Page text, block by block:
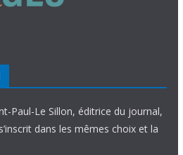
Paul-Le Sillon, éditrice du journal,
dans les mêmes choix et la